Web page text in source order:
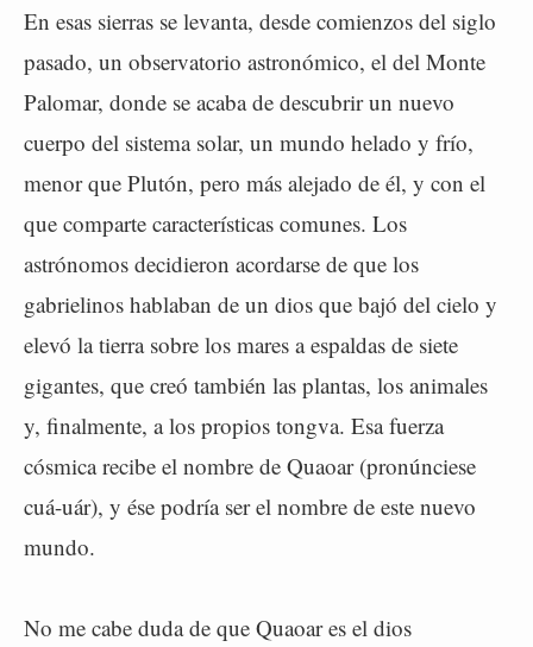
En esas sierras se levanta, desde comienzos del siglo
pasado, un observatorio astronómico, el del Monte
Palomar, donde se acaba de descubrir un nuevo
cuerpo del sistema solar, un mundo helado y frío,
menor que Plutón, pero más alejado de él, y con el
que comparte características comunes. Los
astrónomos decidieron acordarse de que los
gabrielinos hablaban de un dios que bajó del cielo y
elevó la tierra sobre los mares a espaldas de siete
gigantes, que creó también las plantas, los animales
y, finalmente, a los propios tongva. Esa fuerza
cósmica recibe el nombre de Quaoar (pronúnciese
cuá-uár), y ése podría ser el nombre de este nuevo
mundo.
No me cabe duda de que Quaoar es el dios